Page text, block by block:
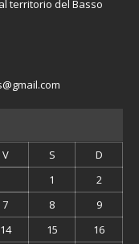
territorio del Basso
V S
D
1
2
7 8
9
14 15 16